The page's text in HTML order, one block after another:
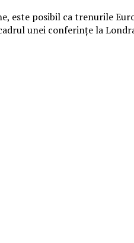
este posibil ca trenurile
unei conferinţe la